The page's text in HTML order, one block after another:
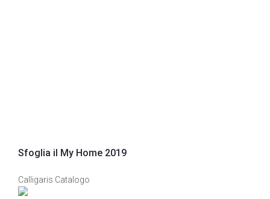
Sfoglia il My Home 2019
Calligaris Catalogo